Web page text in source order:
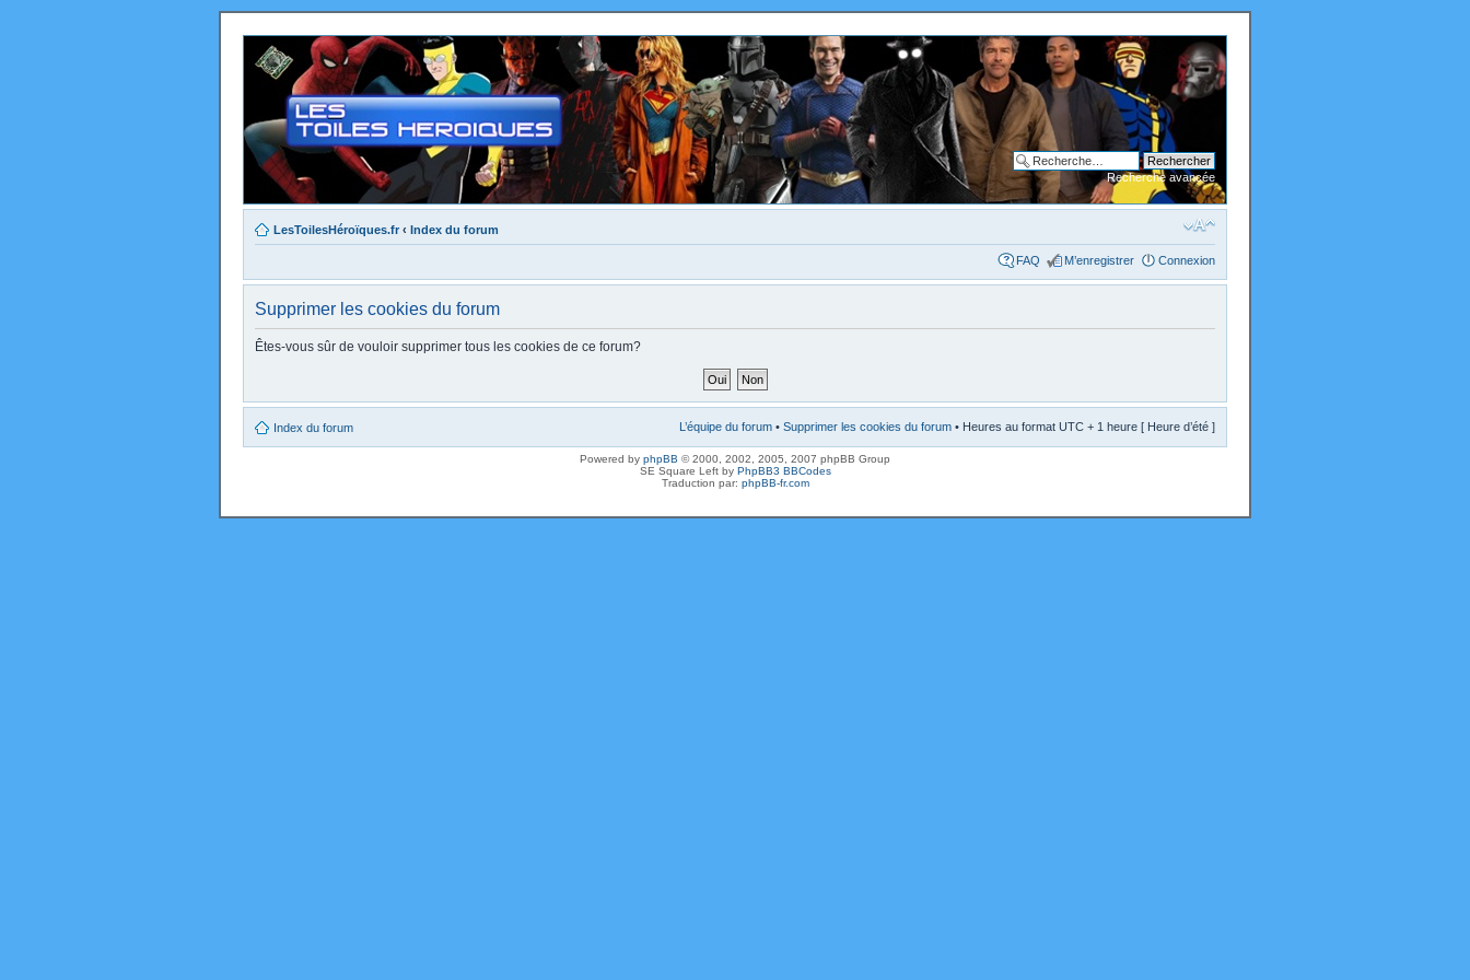
Recherche avancée
LesToilesHéroïques.fr ‹ Index du forum
FAQ M’enregistrer Connexion
Supprimer les cookies du forum
Êtes-vous sûr de vouloir supprimer tous les cookies de ce forum?
Index du forum L’équipe du forum • Supprimer les cookies du forum • Heures au format UTC + 1 heure [ Heure d’été ]
Powered by phpBB © 2000, 2002, 2005, 2007 phpBB Group
SE Square Left by PhpBB3 BBCodes
Traduction par: phpBB-fr.com